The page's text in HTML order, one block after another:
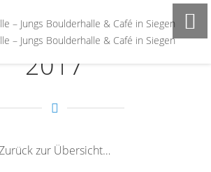
NANOMOVES
2017
zur Übersicht…